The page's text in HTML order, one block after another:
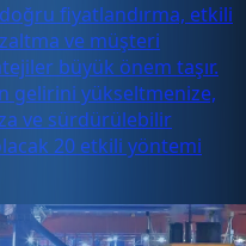
fiyatlandırma, etkili
ve müşteri
büyük önem taşır.
gelirini yükseltmenize,
ve sürdürülebilir
20 etkili yöntemi